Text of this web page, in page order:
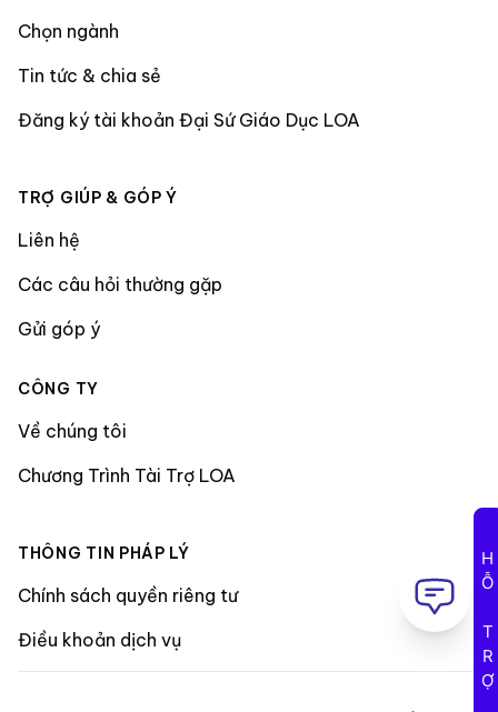
Chọn ngành
Tin tức & chia sẻ
Đăng ký tài khoản Đại Sứ Giáo Dục LOA
TRỢ GIÚP & GÓP Ý
Liên hệ
Các câu hỏi thường gặp
Gửi góp ý
CÔNG TY
Về chúng tôi
Chương Trình Tài Trợ LOA
THÔNG TIN PHÁP LÝ
Chính sách quyền riêng tư
Điều khoản dịch vụ
HỖ TRỢ